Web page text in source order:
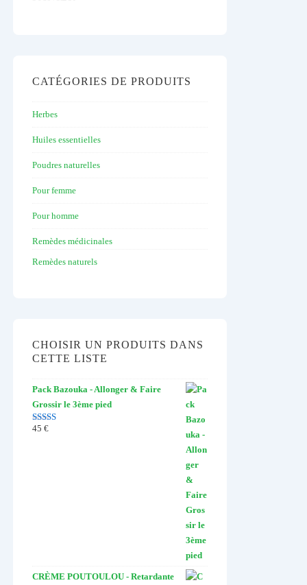
CATÉGORIES DE PRODUITS
Herbes
Huiles essentielles
Poudres naturelles
Pour femme
Pour homme
Remèdes médicinales
Remèdes naturels
CHOISIR UN PRODUITS DANS
CETTE LISTE
Pack Bazouka - Allonger & Faire
Grossir le 3ème pied
Note
45 €
CRÈME POUTOULOU - Retardante